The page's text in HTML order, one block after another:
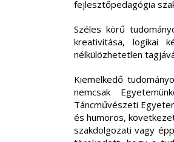
fejlesztőpedagógia
Széles körű
kreativitása, logikai
nélkülözhetetlen
Kiemelkedő
nemcsak
Táncművészeti
és humoros,
szakdolgozati vagy